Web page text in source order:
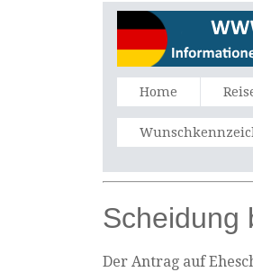
Home
Scheidung
Der Antrag auf